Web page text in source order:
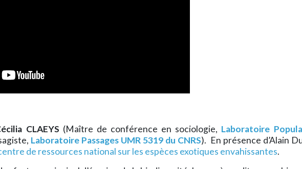
CLAEYS (Maître de conférence en sociologie, Laboratoire
Laboratoire Passages UMR 5319 du CNRS). En présence d’Alain
de ressources national sur les espèces exotiques envahissantes.